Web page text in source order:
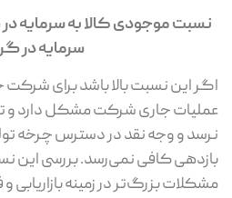
نسبت موجودی کالا به سرمایه
سرمایه در
اگر این نسبت بالا باشد برای
عملیات جاری شرکت مشکل دارد و
نرسد و وجه نقد در دسترس چرخه
بازدهی کافی نمی‌رسد. بررسی این
مشکلات بزرگ‌تر در زمینه